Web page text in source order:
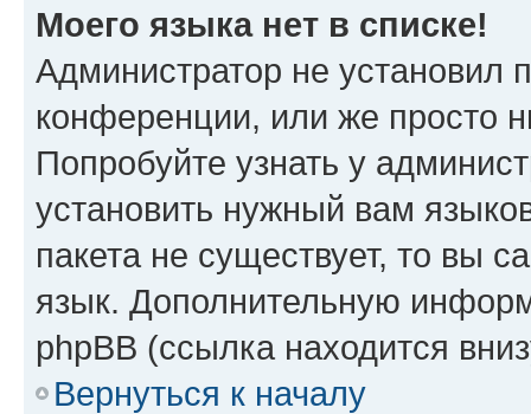
Моего языка нет в списке!
Администратор не установил
конференции, или же просто
Попробуйте узнать у
установить нужный вам
пакета не существует, то вы
язык. Дополнительную
phpBB (ссылка находится
Вернуться к началу